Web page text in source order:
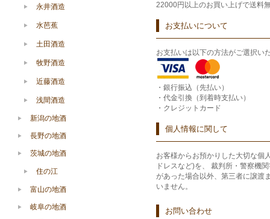
22000円以上のお買い上げで送料
お支払いについて
お支払いは以下の方法がご選択い
・銀行振込（先払い）
・代金引換（到着時支払い）
・クレジットカード
個人情報に関して
お客様からお預かりした大切な個
ドレスなど)を、 裁判所・警察機
があった場合以外、第三者に譲渡
いません。
お問い合わせ
永井酒造
水芭蕉
土田酒造
牧野酒造
近藤酒造
浅間酒造
新潟の地酒
長野の地酒
茨城の地酒
住の江
富山の地酒
岐阜の地酒